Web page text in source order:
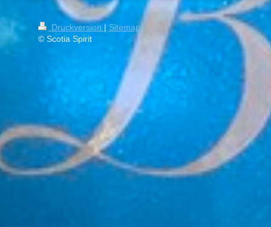
Druckversion | Sitemap
© Scotia Spirit